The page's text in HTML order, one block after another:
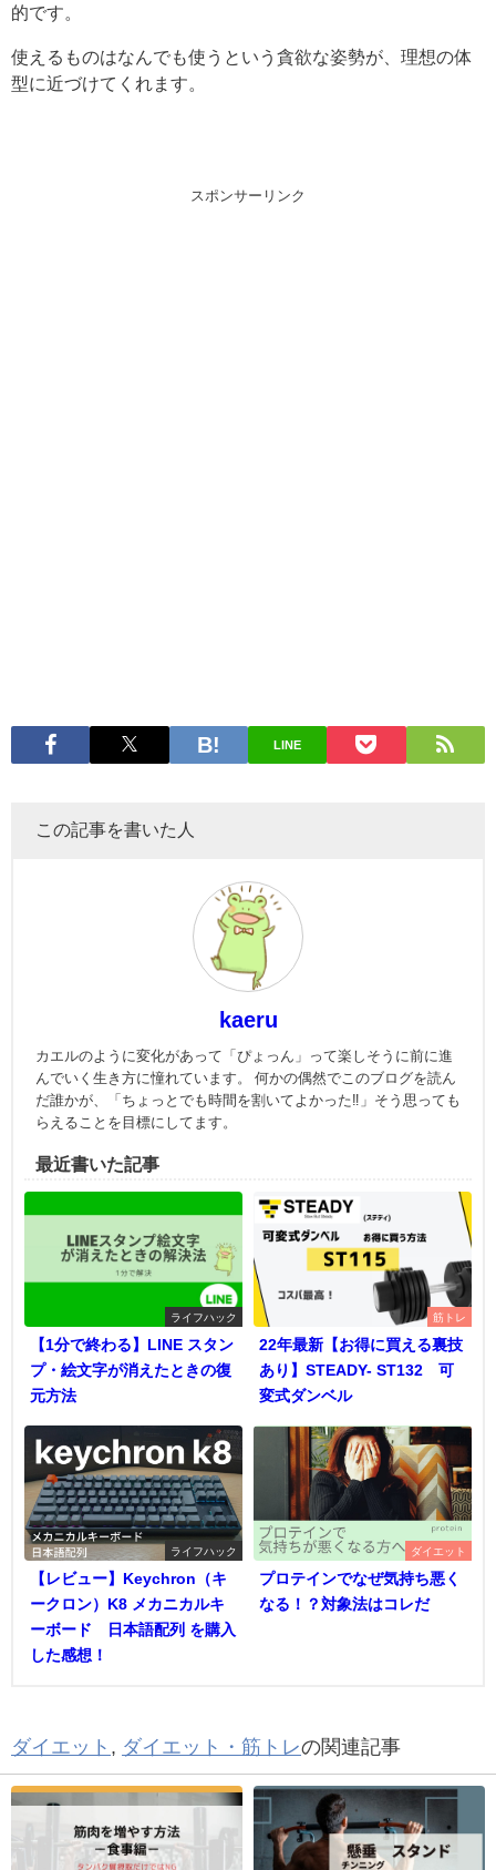
的です。
使えるものはなんでも使うという貪欲な姿勢が、理想の体
型に近づけてくれます。
スポンサーリンク
LINE
この記事を書いた人
kaeru
カエルのように変化があって「ぴょっん」って楽しそうに前に進
んでいく生き方に憧れています。 何かの偶然でこのブログを読ん
だ誰かが、「ちょっとでも時間を割いてよかった‼」そう思っても
らえることを目標にしてます。
最近書いた記事
ライフハック
【1分で終わる】LINE スタン
プ・絵文字が消えたときの復
元方法
筋トレ
22年最新【お得に買える裏技
あり】STEADY- ST132 可
変式ダンベル
ライフハック
【レビュー】Keychron（キ
ークロン）K8 メカニカルキ
ーボード 日本語配列 を購入
した感想！
ダイエット
プロテインでなぜ気持ち悪く
なる！？対象法はコレだ
ダイエット , ダイエット・筋トレの関連記事